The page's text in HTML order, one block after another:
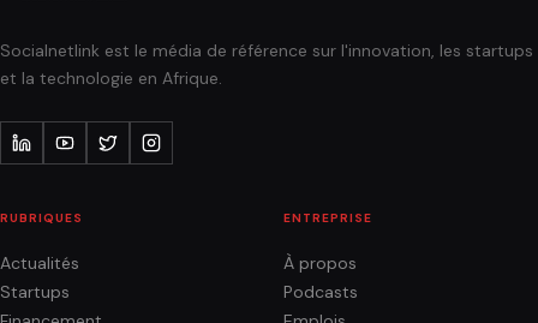
Socialnetlink est le média de référence sur l'innovation, les startups
et la technologie en Afrique.
RUBRIQUES
Actualités
Startups
ENTREPRISE
À propos
Podcasts